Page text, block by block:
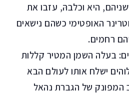
היא וכלבהּ, עזבו את
האופטימי כשהם נישאים
רחמים.
בעלה השמן המטיר קללות
ישלח אותו לעולם הבא
המפונק של הגברת נהאל